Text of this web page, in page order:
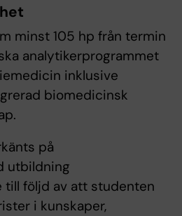
minst 105 hp från termin
analytikerprogrammet
inklusive
biomedicinsk
på
utbildning
till följd av att studenten
i kunskaper,